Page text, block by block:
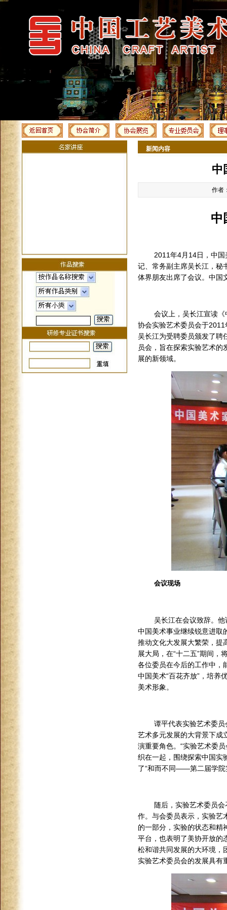
新闻内容
中
作者
中
2011年4月14日，中
记、常务副主席吴长江，秘
体界朋友出席了会议。中国
会议上，吴长江宣读
协会实验艺术委员会于
吴长江为受聘委员颁发了聘
员会，旨在探索实验艺术的
展的新领域。
会议现场
吴长江在会议致辞。
中国美术事业继续锐意进取
推动文化大发展大繁荣，提
展大局，在“十二五”期间
各位委员在今后的工作中，
中国美术“百花齐放”，培养
美术形象。
谭平代表实验艺术委
艺术多元发展的大背景下成
演重要角色。“实验艺术委
织在一起，围绕探索中国实
了“和而不同——第二届学院
随后，实验艺术委员
作。与会委员表示，实验艺
的一部分，实验的状态和精
平台，也表明了美协开放的
松和谐共同发展的大环境，
实验艺术委员会的发展具有